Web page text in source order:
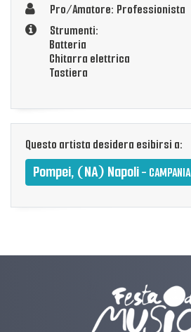
Pro/Amatore: Professionista
Strumenti:
Batteria
Chitarra elettrica
Tastiera
Questo artista desidera esibirsi a:
Pompei, (NA) Napoli- CAMPANIA